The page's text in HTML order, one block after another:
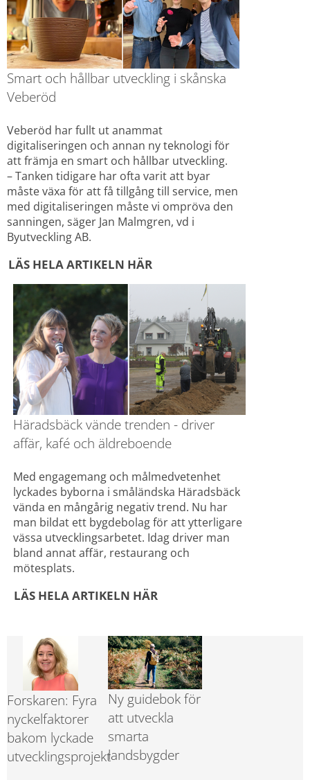
Smart och hållbar utveckling i skånska
Veberöd
Veberöd har fullt ut anammat
digitaliseringen och annan ny teknologi för
att främja en smart och hållbar utveckling.
– Tanken tidigare har ofta varit att byar
måste växa för att få tillgång till service, men
med digitaliseringen måste vi ompröva den
sanningen, säger Jan Malmgren, vd i
Byutveckling AB.
LÄS HELA ARTIKELN HÄR
Häradsbäck vände trenden - driver
affär, kafé och äldreboende
Med engagemang och målmedvetenhet
lyckades byborna i småländska Häradsbäck
vända en mångårig negativ trend. Nu har
man bildat ett bygdebolag för att ytterligare
vässa utvecklingsarbetet. Idag driver man
bland annat affär, restaurang och
mötesplats.
LÄS HELA ARTIKELN HÄR
Forskaren: Fyra
nyckelfaktorer
bakom lyckade
utvecklingsprojekt
Ny guidebok för
att utveckla
smarta
landsbygder